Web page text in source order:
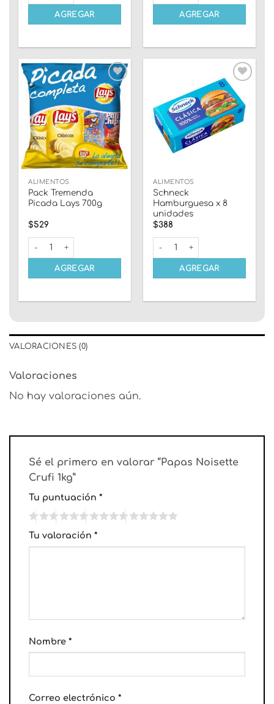
AGREGAR AGREGAR
Añadir
a la
lista
de
deseos
ALIMENTOS
Pack Tremenda
Picada Lays 700g
$529
Pack Tremenda Picada Lays 700g cantidad
AGREGAR
Añadir
a la
lista
de
deseos
ALIMENTOS
Schneck
Hamburguesa x 8
unidades
$388
Schneck Hamburguesa x 8
AGREGAR
VALORACIONES (0)
Valoraciones
No hay valoraciones aún.
Sé el primero en valorar “Papas Noisette
Crufi 1kg”
Tu puntuación *
Tu valoración *
Nombre *
Correo electrónico *